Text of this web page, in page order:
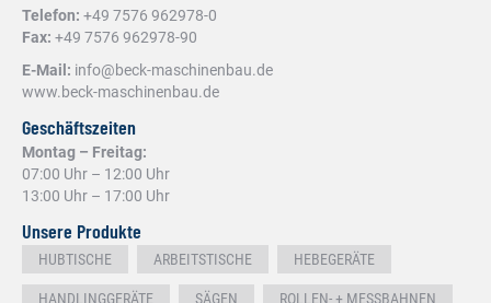
Telefon: +49 7576 962978-0
Fax: +49 7576 962978-90
E-Mail: info@beck-maschinenbau.de
www.beck-maschinenbau.de
Geschäftszeiten
Montag – Freitag:
07:00 Uhr – 12:00 Uhr
13:00 Uhr – 17:00 Uhr
Unsere Produkte
HUBTISCHE ARBEITSTISCHE HEBEGERÄTE
HANDLINGGERÄTE SÄGEN ROLLEN- + MESSBAHNEN